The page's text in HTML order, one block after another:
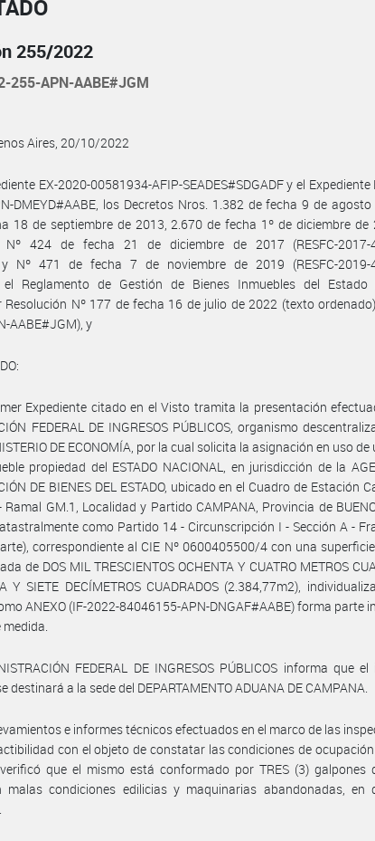
255/2022
255-APN-AABE#JGM
Aires, 20/10/2022
EX-2020-00581934-AFIP-SEADES#SDGADF y el Expediente
DMEYD#AABE, los Decretos Nros. 1.382 de fecha 9 de agosto
18 de septiembre de 2013, 2.670 de fecha 1º de diciembre de
Nº 424 de fecha 21 de diciembre de 2017 (RESFC-2017-
y Nº 471 de fecha 7 de noviembre de 2019 (RESFC-2019-
el Reglamento de Gestión de Bienes Inmuebles del Estado
Nº 177 de fecha 16 de julio de 2022 (texto ordenado)
AABE#JGM), y
Expediente citado en el Visto tramita la presentación
FEDERAL DE INGRESOS PÚBLICOS, organismo
DE ECONOMÍA, por la cual solicita la asignación en uso
propiedad del ESTADO NACIONAL, en jurisdicción de la
DE BIENES DEL ESTADO, ubicado en el Cuadro de Estación
Ramal GM.1, Localidad y Partido CAMPANA, Provincia de
como Partido 14 - Circunscripción I - Sección A -
correspondiente al CIE Nº 0600405500/4 con una
de DOS MIL TRESCIENTOS OCHENTA Y CUATRO METROS
Y SIETE DECÍMETROS CUADRADOS (2.384,77m2),
ANEXO (IF-2022-84046155-APN-DNGAF#AABE) forma parte
medida.
FEDERAL DE INGRESOS PÚBLICOS informa que el
destinará a la sede del DEPARTAMENTO ADUANA DE CAMPANA.
e informes técnicos efectuados en el marco de las
con el objeto de constatar las condiciones de
que el mismo está conformado por TRES (3) galpones
malas condiciones edilicias y maquinarias abandonadas, en